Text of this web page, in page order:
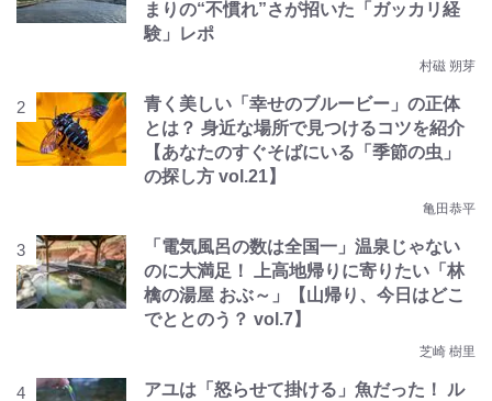
まりの“不慣れ”さが招いた「ガッカリ経
験」レポ
村磁 朔芽
青く美しい「幸せのブルービー」の正体
とは？ 身近な場所で見つけるコツを紹介
【あなたのすぐそばにいる「季節の虫」
の探し方 vol.21】
亀田恭平
「電気風呂の数は全国一」温泉じゃない
のに大満足！ 上高地帰りに寄りたい「林
檎の湯屋 おぶ～」【山帰り、今日はどこ
でととのう？ vol.7】
芝崎 樹里
アユは「怒らせて掛ける」魚だった！ ル